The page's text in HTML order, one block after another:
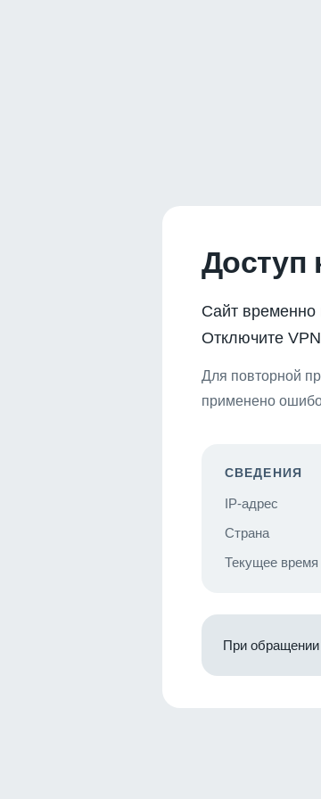
Доступ
Сайт временно
Отключите
Для повторной
применено
СВЕДЕНИЯ
IP-адрес
Страна
Текущее время
При обращении